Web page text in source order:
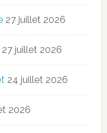
27 juillet 2026
27 juillet 2026
24 juillet 2026
2026